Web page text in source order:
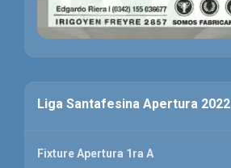
Liga Santafesina Apertura 2022
Fixture Apertura 1ra A